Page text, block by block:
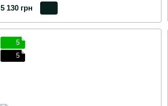
5 130 грн
5
5